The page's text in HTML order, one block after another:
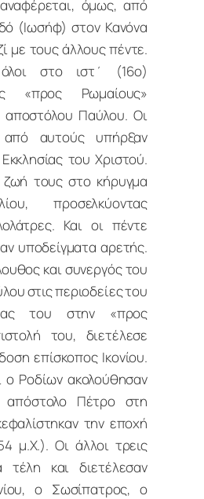
όμως, από
(Ιωσήφ) στον Κανόνα
με τους άλλους πέντε.
όλοι στο ιστ΄ (16ο)
«προς Ρωμαίους»
αποστόλου Παύλου. Οι
από αυτούς υπήρξαν
του Χριστού.
τους στο κήρυγμα
προσελκύοντας
Και οι πέντε
υποδείγματα αρετής.
και συνεργός του
στις περιοδείες του
του στην «προς
του, διετέλεσε
επίσκοπος Ικονίου.
Ροδίων ακολούθησαν
απόστολο Πέτρο στη
την εποχή
μ.Χ.). Οι άλλοι τρεις
τέλη και διετέλεσαν
ο Σωσίπατρος, ο